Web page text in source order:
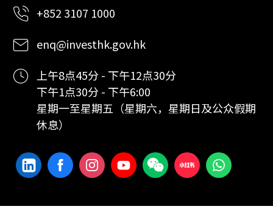
+852 3107 1000
enq@investhk.gov.hk
上午8点45分 - 下午12点30分
下午1点30分 - 下午6:00
星期一至星期五（星期六，星期日及公众假期
休息）